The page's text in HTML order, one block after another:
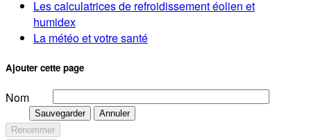
Les calculatrices de refroidissement éolien et
humidex
La météo et votre santé
Ajouter cette page
Nom
Sauvegarder
Annuler
Renommer